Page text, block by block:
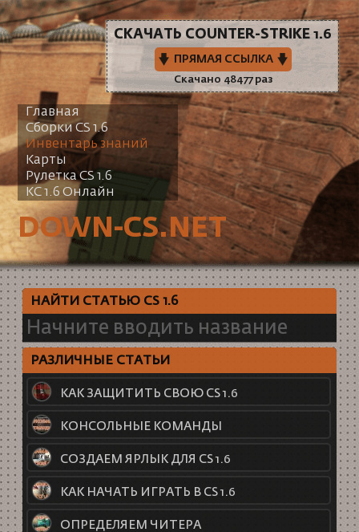
НАЙТИ СТАТЬЮ CS 1.6
РАЗЛИЧНЫЕ СТАТЬИ
КАК ЗАЩИТИТЬ СВОЮ CS 1.6
КОНСОЛЬНЫЕ КОМАНДЫ
СОЗДАЕМ ЯРЛЫК ДЛЯ CS 1.6
КАК НАЧАТЬ ИГРАТЬ В CS 1.6
ОПРЕДЕЛЯЕМ ЧИТЕРА
Главная
Сборки CS 1.6
Инвентарь знаний
Карты
Рулетка CS 1.6
КС 1.6 Онлайн
DOWN-CS.NET
СКАЧАТЬ COUNTER-STRIKE 1.6
ПРЯМАЯ ССЫЛКА
Скачано 48477 раз